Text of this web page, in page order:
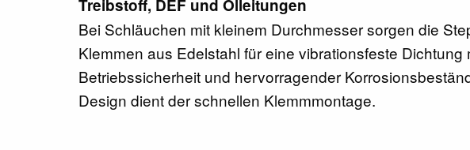
Treibstoff, DEF und Ölleitungen
Bei Schläuchen mit kleinem Durchmesser sorgen die
Klemmen aus Edelstahl für eine vibrationsfeste Dichtung
Betriebssicherheit und hervorragender
Design dient der schnellen Klemmmontage.